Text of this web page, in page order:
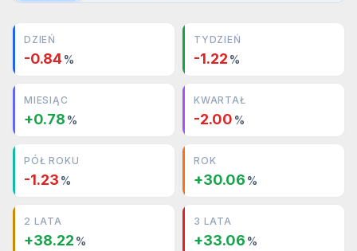
DZIEŃ
-0.84 %
TYDZIEŃ
-1.22 %
MIESIĄC
+0.78 %
KWARTAŁ
-2.00 %
PÓŁ ROKU
-1.23 %
ROK
+30.06 %
2 LATA
+38.22 %
3 LATA
+33.06 %